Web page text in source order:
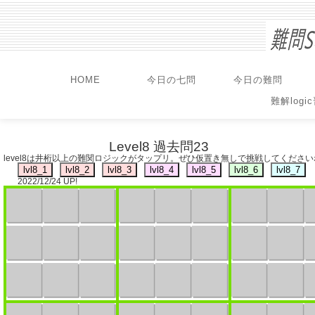
HOME 今日の七問
今日の難問
難解logic
Level8 過去問23
level8は井桁以上の難関ロジックがタップリ。ぜひ仮置き無しで挑戦してくださ
2022/12/24 UP!